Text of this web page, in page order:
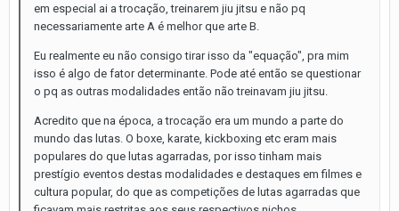
em especial ai a trocação, treinarem jiu jitsu e não pq
necessariamente arte A é melhor que arte B.
Eu realmente eu não consigo tirar isso da "equação", pra mim
isso é algo de fator determinante. Pode até então se questionar
o pq as outras modalidades então não treinavam jiu jitsu.
Acredito que na época, a trocação era um mundo a parte do
mundo das lutas. O boxe, karate, kickboxing etc eram mais
populares do que lutas agarradas, por isso tinham mais
prestígio eventos destas modalidades e destaques em filmes e
cultura popular, do que as competições de lutas agarradas que